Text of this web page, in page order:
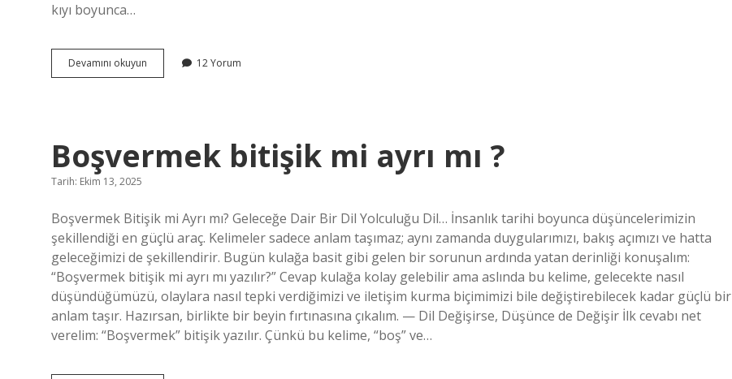
kıyı boyunca…
Devamını okuyun
deniz
12 Yorum
Boşvermek bitişik mi ayrı mı ?
Tarih: Ekim 13, 2025
Boşvermek Bitişik mi Ayrı mı? Geleceğe Dair Bir Dil Yolculuğu Dil… İnsanlık tarihi boyunca düşüncelerimizin
şekillendiği en güçlü araç. Kelimeler sadece anlam taşımaz; aynı zamanda duygularımızı, bakış açımızı ve hatta
geleceğimizi de şekillendirir. Bugün kulağa basit gibi gelen bir sorunun ardında yatan derinliği konuşalım:
“Boşvermek bitişik mi ayrı mı yazılır?” Cevap kulağa kolay gelebilir ama aslında bu kelime, gelecekte nasıl
düşündüğümüzü, olaylara nasıl tepki verdiğimizi ve iletişim kurma biçimimizi bile değiştirebilecek kadar güçlü bir
anlam taşır. Hazırsan, birlikte bir beyin fırtınasına çıkalım. — Dil Değişirse, Düşünce de Değişir İlk cevabı net
verelim: “Boşvermek” bitişik yazılır. Çünkü bu kelime, “boş” ve…